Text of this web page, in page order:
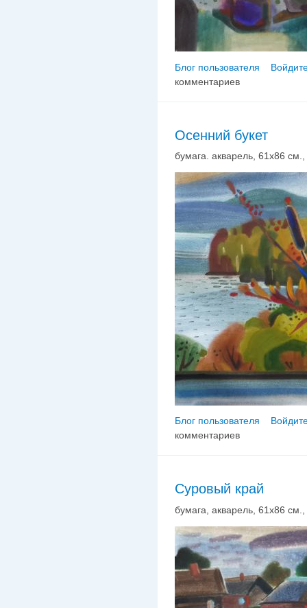
Блог пользователя
комментариев
Осенний букет
бумага. акварель, 61х86 см.,
Блог пользователя
комментариев
Суровый край
бумага, акварель, 61х86 см.,